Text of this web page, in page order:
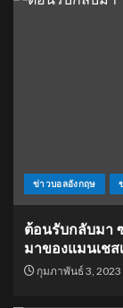
ข่าวบอลอังกฤษ
ต้อนรับกลับมา
มาของแมนเชส
กุมภาพันธ์ 3, 2023